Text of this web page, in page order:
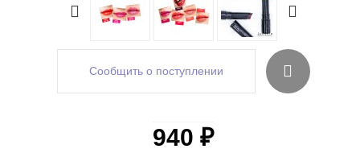
Сообщить о поступлении
940 ₽